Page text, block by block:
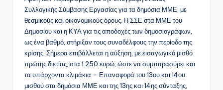
Συλλογικής Σύμβασης Εργασίας για τα δημόσια ΜΜΕ, με
θεσμικούς και οικονομικούς όρους. Η ΣΣΕ στα ΜΜΕ του
Δημοσίου και η ΚΥΑ για τις αποδοχές των δημοσιογράφων,
ως ένα βαθμό, στήριξαν τους συναδέλφους την περίοδο της
κρίσης. Σήμερα επιβάλλεται η αύξηση, με εισαγωγικό μισθό
πρώτης διετίας, στα 1.250 ευρώ, ώστε να συμπαρασύρει και
τα υπάρχοντα κλιμάκια – Επαναφορά του 13ου και 14ου
μισθού στα δημόσια ΜΜΕ και της 13ης και 14ης σύνταξης,